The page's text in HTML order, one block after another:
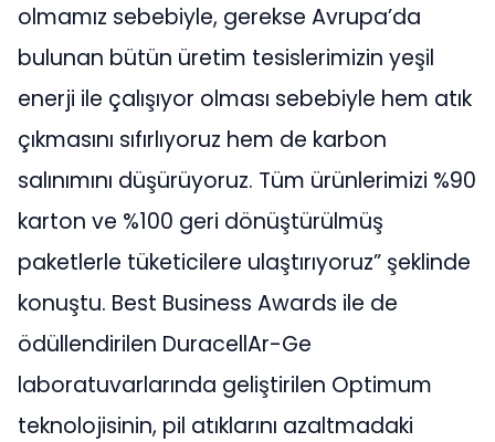
olmamız sebebiyle, gerekse Avrupa’da
bulunan bütün üretim tesislerimizin yeşil
enerji ile çalışıyor olması sebebiyle hem atık
çıkmasını sıfırlıyoruz hem de karbon
salınımını düşürüyoruz. Tüm ürünlerimizi %90
karton ve %100 geri dönüştürülmüş
paketlerle tüketicilere ulaştırıyoruz” şeklinde
konuştu. Best Business Awards ile de
ödüllendirilen DuracellAr-Ge
laboratuvarlarında geliştirilen Optimum
teknolojisinin, pil atıklarını azaltmadaki